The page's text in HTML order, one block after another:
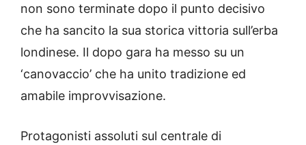
non sono terminate dopo il punto decisivo
che ha sancito la sua storica vittoria sull’erba
londinese. Il dopo gara ha messo su un
‘canovaccio’ che ha unito tradizione ed
amabile improvvisazione.
Protagonisti assoluti sul centrale di